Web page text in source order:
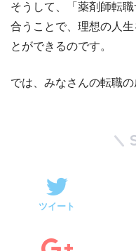
そうして、「薬剤師転
合うことで、理想の人
とができるのです。
では、みなさんの転職
ツイート